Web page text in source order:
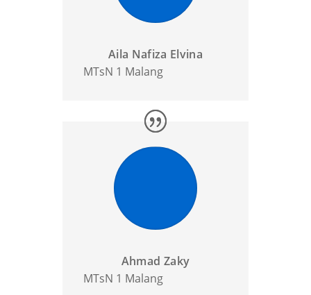
Aila Nafiza Elvina
MTsN 1 Malang
Ahmad Zaky
MTsN 1 Malang